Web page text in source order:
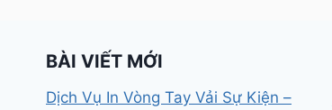
BÀI VIẾT MỚI
Dịch Vụ In Vòng Tay Vải Sự Kiện –